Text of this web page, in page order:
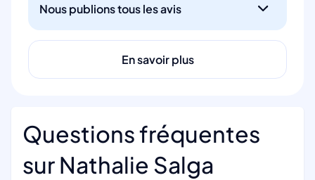
Nous publions tous les avis
En savoir plus
Questions fréquentes
sur Nathalie Salga